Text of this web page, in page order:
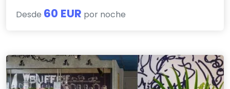
Desde 60 EUR por noche